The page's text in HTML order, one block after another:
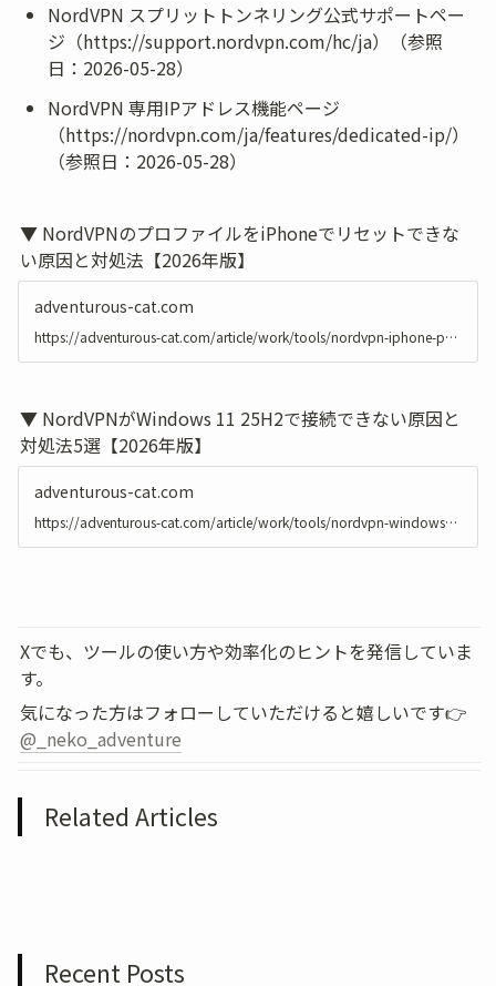
NordVPN スプリットトンネリング公式サポートペー
ジ（https://support.nordvpn.com/hc/ja）（参照
日：2026-05-28）
NordVPN 専用IPアドレス機能ページ
（https://nordvpn.com/ja/features/dedicated-ip/）
（参照日：2026-05-28）
▼ NordVPNのプロファイルをiPhoneでリセットできな
い原因と対処法【2026年版】
adventurous-cat.com
https://adventurous-cat.com/article/work/tools/nordvpn-iphone-profile-reset
▼ NordVPNがWindows 11 25H2で接続できない原因と
対処法5選【2026年版】
adventurous-cat.com
https://adventurous-cat.com/article/work/tools/nordvpn-windows-11-25h2-connection-fix
Xでも、ツールの使い方や効率化のヒントを発信していま
す。
@_neko_adventure
Related Articles
Recent Posts